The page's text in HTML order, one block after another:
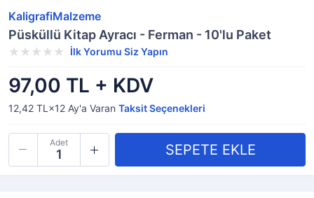
KaligrafiMalzeme
Püsküllü Kitap Ayracı - Ferman - 10'lu Paket
İlk Yorumu Siz Yapın
97,00 TL + KDV
12,42 TL×12 Ay'a Varan Taksit Seçenekleri
Adet